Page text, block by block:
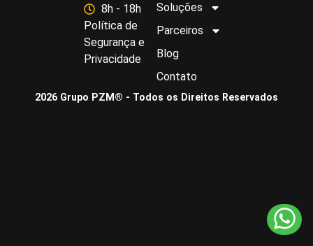
8h - 18h
Política de
Segurança e
Privacidade
Soluções
Parceiros
Blog
Contato
2026 Grupo PZM® - Todos os Direitos Reservados